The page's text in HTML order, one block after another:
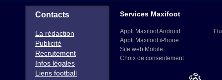
Contacts
La rédaction
Publicité
Recrutement
Infos légales
Liens football
Services Maxifoot
Appli Maxifoot Android
Appli Maxifoot iPhone
Site web Mobile
Choix de consentement